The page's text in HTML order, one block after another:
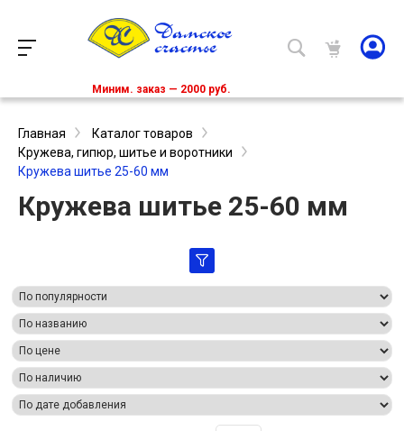
Миним. заказ — 2000 руб.
Главная
Каталог товаров
Кружева, гипюр, шитье и воротники
Кружева шитье 25-60 мм
Кружева шитье 25-60 мм